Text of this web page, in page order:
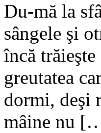
Du-mă la
sângele şi
încă
greutatea
dormi, deşi
mâine nu